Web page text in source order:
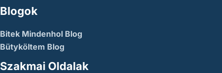
Blogok
Bitek Mindenhol Blog
Bütyköltem Blog
Szakmai Oldalak